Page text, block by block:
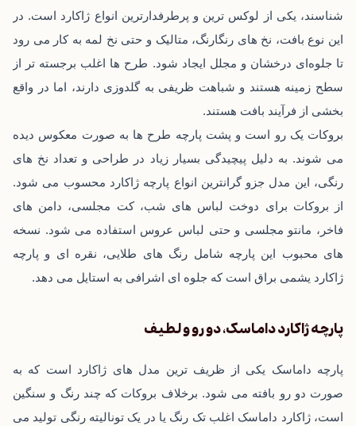
شناسند، یکی از لوکس‌ ترین و پرطرفدارترین انواع ژاکارد است. در
این نوع بافت، نخ ‌های رنگارنگ، متالیک و حتی نخ لمه به کار می ‌رود
تا جلوه‌ای درخشان و مجلل ایجاد شود. طرح ‌ها اغلب برجسته ‌تر از
سطح زمینه هستند و شباهت ظریفی به گلدوزی دارند، اما در واقع
بخشی از فرآیند بافت هستند.
بروکات یک ‌رو است و پشت پارچه طرح ‌ها به ‌صورت معکوس دیده
می‌ شوند. به دلیل پیچیدگی بسیار زیاد در طراحی و تعداد نخ‌ های
رنگی، این مدل جزو گرانترین انواع پارچه ژاکارد محسوب می ‌شود.
از بروکات برای دوخت لباس‌ های شب، کت مجلسی، دامن ‌های
فاخر، مانتو مجلسی و حتی لباس عروس استفاده می‌ شود. نسخه‌
های محبوب این پارچه شامل رنگ ‌های طلایی، نقره ‌ای و پارچه
ژاکارد یشمی براق است که جلوه‌ ای اشرافی به استایل می ‌دهد.
پارچه ژاکارد داماسک، دو رو و لطیف
پارچه داماسک یکی از ظریف ‌ترین مدل ‌های ژاکارد است که به
‌صورت دو رو بافته می‌ شود. برخلاف بروکات که چند رنگ و سنگین
است، ژاکارد داماسک اغلب تک‌ رنگ یا در یک تونالیته رنگی تولید می